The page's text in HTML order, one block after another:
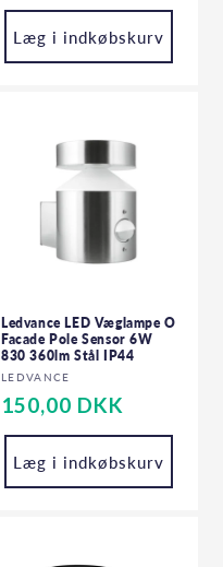
Læg i indkøbskurv
Ledvance LED Væglampe O
Facade Pole Sensor 6W
830 360lm Stål IP44
Forhandler:
LEDVANCE
Normalpris
150,00 DKK
Læg i indkøbskurv